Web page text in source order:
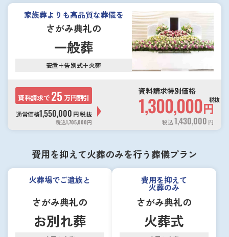
家族葬よりも高品質な葬儀を
さがみ典礼の
一般葬
安置＋告別式＋火葬
資料請求で 25 万円割引
通常価格1,550,000 円税抜
税込1,705,000円
資料請求特別価格
1,300,000円
税抜
税込1,430,000 円
費用を抑えて火葬のみを行う葬儀プラン
火葬場でご遺族と
さがみ典礼の
お別れ葬
費用を抑えて
火葬のみ
さがみ典礼の
火葬式